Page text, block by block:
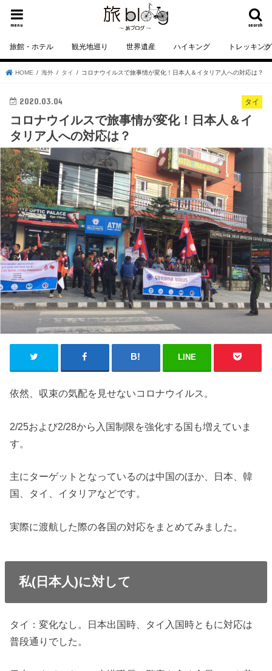
search
menu
旅館・ホテル 観光地巡り 世界遺産 ハイキング トレッキング
HOME 海外 タイ コロナウイルスで旅事情が変化！日本人＆イタリア人への対応は？
タイ
2020.03.04
コロナウイルスで旅事情が変化！日本人＆イ
タリア人への対応は？
LINE
依然、収束の気配を見せないコロナウイルス。
2/25および2/28から入国制限を強化する国も増えていま
す。
主にターゲットとなっているのは中国のほか、日本、韓
国、タイ、イタリアなどです。
実際に渡航した際の各国の対応をまとめてみました。
私(日本人)に対して
タイ：変化なし。日本出国時、タイ入国時ともに対応は
普段通りでした。